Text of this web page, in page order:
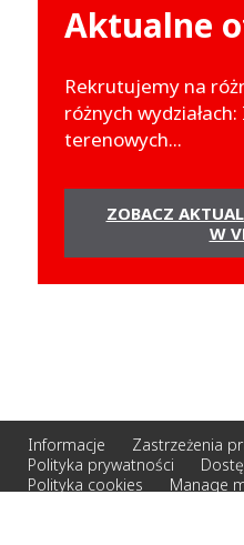
Aktualne
Rekrutujemy na
różnych
terenowych...
ZOBACZ
W
Informacje
Zastrzeżenia
Polityka prywatności
Polityka cookies
Manage